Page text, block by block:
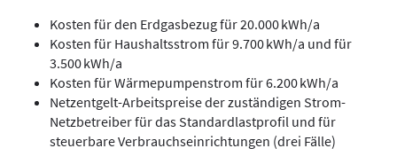
Kosten für den Erdgasbezug für 20.000 kWh/a
Kosten für Haushaltsstrom für 9.700 kWh/a und für
3.500 kWh/a
Kosten für Wärmepumpenstrom für 6.200 kWh/a
Netzentgelt-Arbeitspreise der zuständigen Strom-
Netzbetreiber für das Standardlastprofil und für
steuerbare Verbrauchseinrichtungen (drei Fälle)